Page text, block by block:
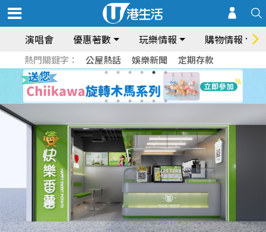
演唱會 優惠著數 玩樂情報 購物情報
熱門關鍵字： 公屋熱話 娛樂新聞 定期存款